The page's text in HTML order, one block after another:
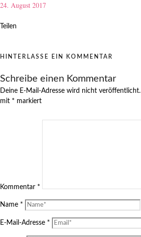
24. August 2017
Teilen
HINTERLASSE EIN KOMMENTAR
Schreibe einen Kommentar
Deine E-Mail-Adresse wird nicht veröffentlicht.
mit * markiert
Kommentar *
Name *
E-Mail-Adresse *